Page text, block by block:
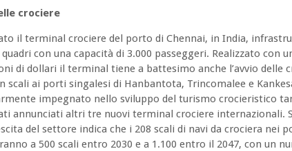
crociere
il terminal crociere del porto di Chennai, in India,
con una capacità di 3.000 passeggeri. Realizzato con
di dollari il terminal tiene a battesimo anche l’avvio delle
scali ai porti singalesi di Hanbantota, Trincomalee e
impegnato nello sviluppo del turismo crocieristico
annunciati altri tre nuovi terminal crociere internazionali.
del settore indica che i 208 scali di navi da crociera nei
a 500 scali entro 2030 e a 1.100 entro il 2047, con un